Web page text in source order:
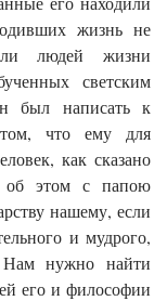
жизнь не
людей жизни
светским
был написать к
что ему для
как сказано
об этом с папою
нашему, если
и мудрого,
Нам нужно найти
его и философии